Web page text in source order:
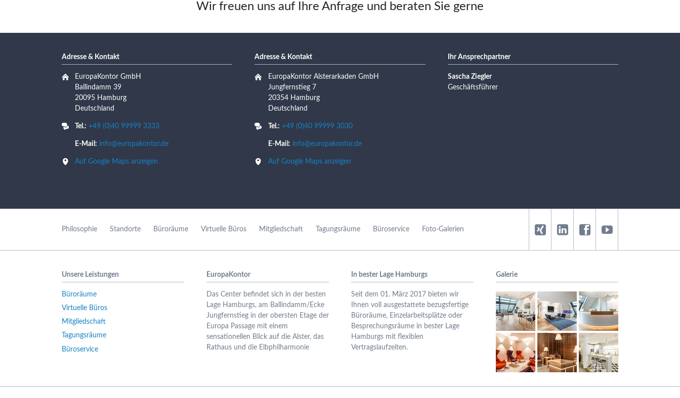
Wir freuen uns auf Ihre Anfrage und beraten Sie gerne
Adresse & Kontakt
EuropaKontor GmbH
Ballindamm 39
20095 Hamburg
Deutschland
Tel.: +49 (0)40 99999 3333
E-Mail: info@europakontor.de
Auf Google Maps anzeigen
Adresse & Kontakt
EuropaKontor Alsterarkaden GmbH
Jungfernstieg 7
20354 Hamburg
Deutschland
Tel.: +49 (0)40 99999 3030
E-Mail: info@europakontor.de
Auf Google Maps anzeigen
Ihr Ansprechpartner
Sascha Ziegler
Geschäftsführer
überspringen
Philosophie Standorte Büroräume Virtuelle Büros Mitgliedschaft Tagungsräume Büroservice Foto-Galerien
Unsere Leistungen
Büroräume
Virtuelle Büros
Mitgliedschaft
Tagungsräume
Büroservice
EuropaKontor
Das Center befindet sich in der besten
Lage Hamburgs, am Ballindamm/Ecke
Jungfernstieg in der obersten Etage der
Europa Passage mit einem
sensationellen Blick auf die Alster, das
Rathaus und die Elbphilharmonie
In bester Lage Hamburgs
Seit dem 01. März 2017 bieten wir
Ihnen voll ausgestattete bezugsfertige
Büroräume, Einzelarbeitsplätze oder
Besprechungsräume in bester Lage
Hamburgs mit flexiblen
Vertragslaufzeiten.
Galerie